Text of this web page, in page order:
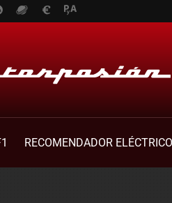
RECOMENDADOR